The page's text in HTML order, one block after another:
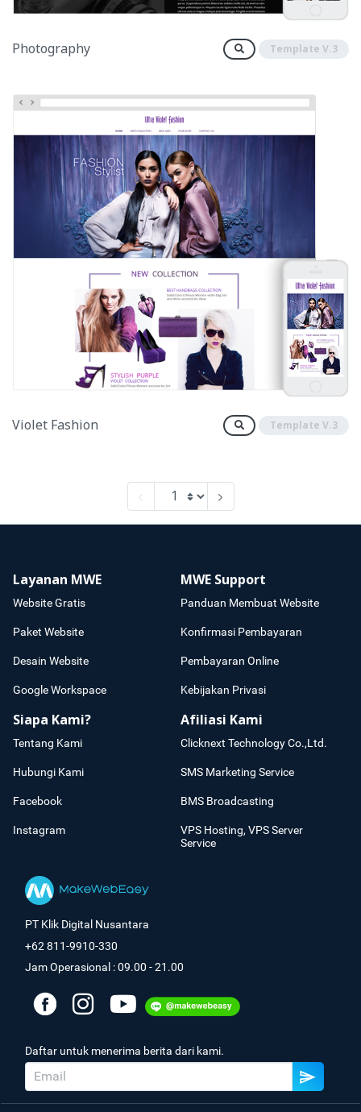
Photography Template V.3
Violet Fashion Template V.3
Layanan MWE
Website Gratis
Paket Website
Desain Website
Google Workspace
MWE Support
Panduan Membuat Website
Konfirmasi Pembayaran
Pembayaran Online
Kebijakan Privasi
Siapa Kami?
Tentang Kami
Hubungi Kami
Facebook
Instagram
Afiliasi Kami
Clicknext Technology Co.,Ltd.
SMS Marketing Service
BMS Broadcasting
VPS Hosting, VPS Server
Service
PT Klik Digital Nusantara
+62 811-9910-330
Jam Operasional : 09.00 - 21.00
Daftar untuk menerima berita dari kami.